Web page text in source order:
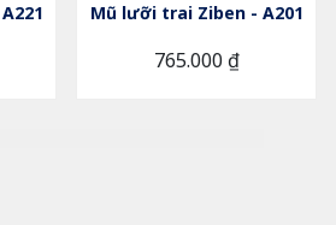
Mũ lưỡi trai Ziben - A201
765.000 ₫